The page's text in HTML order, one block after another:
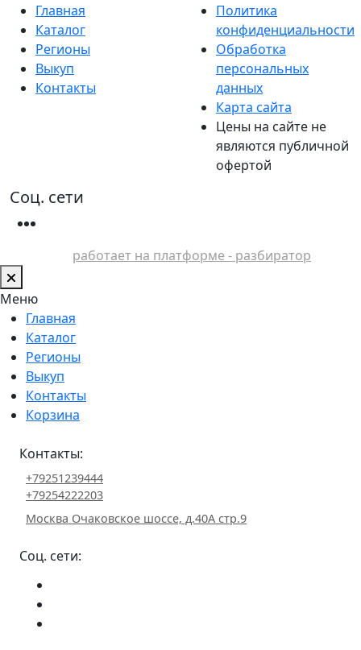
Главная
Каталог
Регионы
Выкуп
Контакты
Политика
конфиденциальности
Обработка
персональных
данных
Карта сайта
Цены на сайте не
являются публичной
офертой
Соц. сети
работает на платформе - разбиратор
Меню
Главная
Каталог
Регионы
Выкуп
Контакты
Корзина
Контакты:
+79251239444
+79254222203
Москва Очаковское шоссе, д.40А стр.9
Соц. сети: